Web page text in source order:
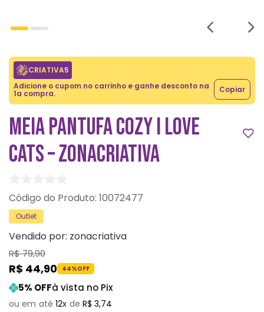
CRIATIVA5
Adicione o cupom no carrinho e ganhe desconto na
1a compra. Copiar
MEIA PANTUFA COZY I LOVE
CATS – ZONACRIATIVA
: 10072477
Outlet
Vendido por: zonacriativa
R$79,90
R$ 44,90 44%OFF
5% OFFà vista no Pix
12 R$ 3,74